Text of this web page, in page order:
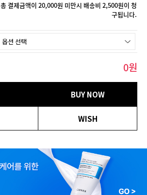
총 결제금액이 20,000원 미만시 배송비 2,500원이 청
구됩니다.
0원
BUY NOW
WISH